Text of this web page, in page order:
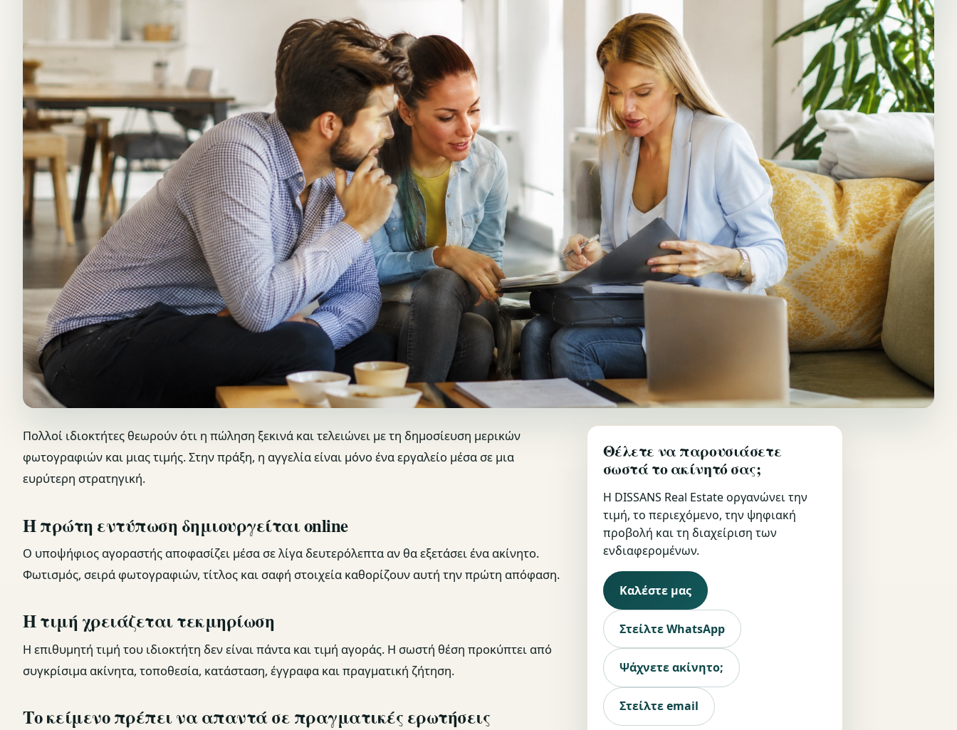
Πολλοί ιδιοκτήτες θεωρούν ότι η πώληση ξεκινά και τελειώνει με τη δημοσίευση μερικών
φωτογραφιών και μιας τιμής. Στην πράξη, η αγγελία είναι μόνο ένα εργαλείο μέσα σε μια
ευρύτερη στρατηγική.
Η πρώτη εντύπωση δημιουργείται online
Ο υποψήφιος αγοραστής αποφασίζει μέσα σε λίγα δευτερόλεπτα αν θα εξετάσει ένα ακίνητο.
Φωτισμός, σειρά φωτογραφιών, τίτλος και σαφή στοιχεία καθορίζουν αυτή την πρώτη απόφαση.
Η τιμή χρειάζεται τεκμηρίωση
Η επιθυμητή τιμή του ιδιοκτήτη δεν είναι πάντα και τιμή αγοράς. Η σωστή θέση προκύπτει από
συγκρίσιμα ακίνητα, τοποθεσία, κατάσταση, έγγραφα και πραγματική ζήτηση.
Το κείμενο πρέπει να απαντά σε πραγματικές ερωτήσεις
Θέλετε να παρουσιάσετε
σωστά το ακίνητό σας;
Η DISSANS Real Estate οργανώνει την
τιμή, το περιεχόμενο, την ψηφιακή
προβολή και τη διαχείριση των
ενδιαφερομένων.
Καλέστε μας
Στείλτε WhatsApp
Ψάχνετε ακίνητο;
Στείλτε email